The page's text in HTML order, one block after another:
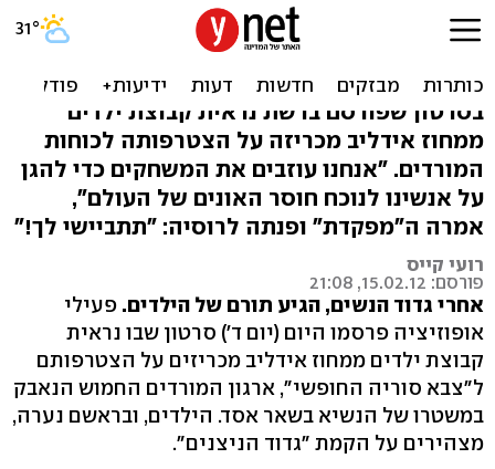
גדוד ילדים בסוריה: "עורקים
מבתי הספר". צפו
בסרטון שפורסם ברשת נראית קבוצת ילדים
ממחוז אידליב מכריזה על הצטרפותה לכוחות
המורדים. "אנחנו עוזבים את המשחקים כדי להגן
על אנשינו לנוכח חוסר האונים של העולם",
אמרה ה"מפקדת" ופנתה לרוסיה: "תתביישי לך!"
רועי קייס
פורסם: 15.02.12, 21:08
אחרי גדוד הנשים, הגיע תורם של הילדים. פעילי
אופוזיציה פרסמו היום (יום ד') סרטון שבו נראית
קבוצת ילדים ממחוז אידליב מכריזים על הצטרפותם
ל"צבא סוריה החופשי", ארגון המורדים החמוש הנאבק
במשטרו של הנשיא בשאר אסד. הילדים, ובראשם נערה,
מצהירים על הקמת "גדוד הניצנים".